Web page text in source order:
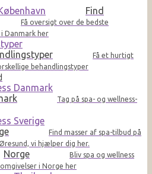
Find
Få oversigt over de bedste
Danmark her
Få et hurtigt
behandlingstyper
Tag på spa- og wellness-
Find masser af spa-tilbud på
vi hjælper dig her.
Norge
Bliv spa og wellness
i Norge her